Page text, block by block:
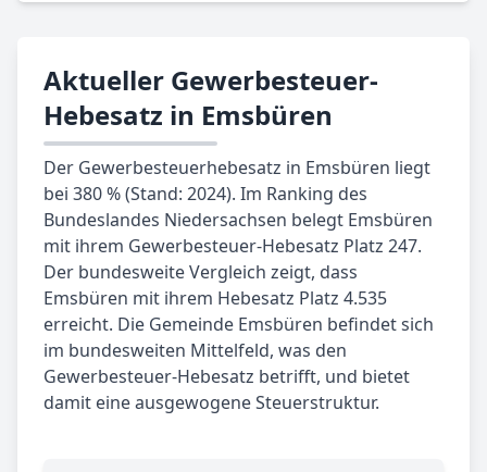
Aktueller Gewerbesteuer-
Hebesatz in Emsbüren
Der Gewerbesteuerhebesatz in Emsbüren liegt
bei 380 % (Stand: 2024). Im Ranking des
Bundeslandes Niedersachsen belegt Emsbüren
mit ihrem Gewerbesteuer-Hebesatz Platz 247.
Der bundesweite Vergleich zeigt, dass
Emsbüren mit ihrem Hebesatz Platz 4.535
erreicht. Die Gemeinde Emsbüren befindet sich
im bundesweiten Mittelfeld, was den
Gewerbesteuer-Hebesatz betrifft, und bietet
damit eine ausgewogene Steuerstruktur.